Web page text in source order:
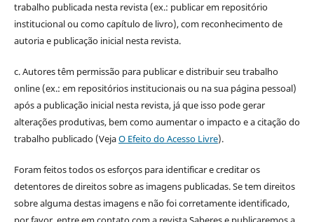
trabalho publicada nesta revista (ex.: publicar em repositório
institucional ou como capítulo de livro), com reconhecimento de
autoria e publicação inicial nesta revista.
c. Autores têm permissão para publicar e distribuir seu trabalho
online (ex.: em repositórios institucionais ou na sua página pessoal)
após a publicação inicial nesta revista, já que isso pode gerar
alterações produtivas, bem como aumentar o impacto e a citação do
trabalho publicado (VejaO Efeito do Acesso Livre).
Foram feitos todos os esforços para identificar e creditar os
detentores de direitos sobre as imagens publicadas. Se tem direitos
sobre alguma destas imagens e não foi corretamente identificado,